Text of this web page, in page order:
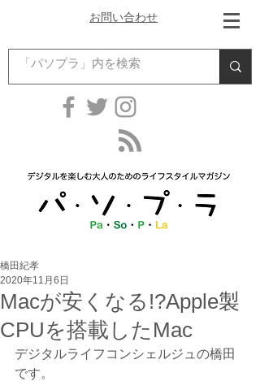
お問い合わせ
Macが安くなる!?Apple製
CPUを搭載したMac
橋田紀孝
2020年11月6日
デジタルライフコンシェルジュの橋田
です。